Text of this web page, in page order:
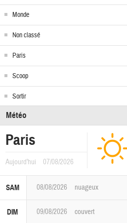
Monde
Non classé
Paris
Scoop
Sortir
Météo
Paris
Aujourd'hui 07/08/2026
SAM 08/08/2026 nuageux
DIM 09/08/2026 couvert